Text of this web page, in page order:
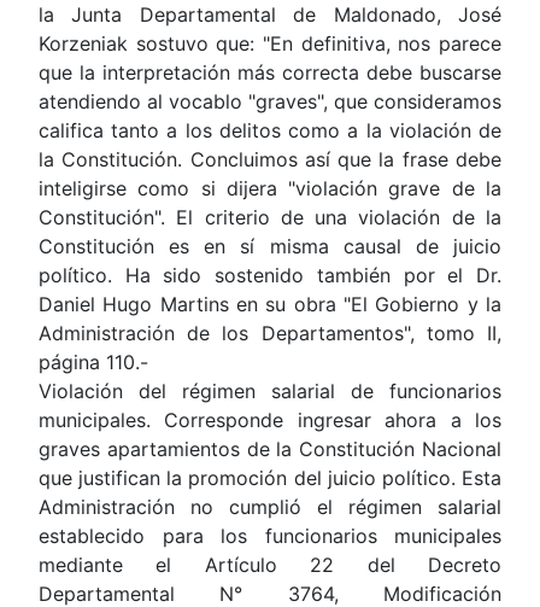
la Junta Departamental de Maldonado, José
Korzeniak sostuvo que: "En definitiva, nos parece
que la interpretación más correcta debe buscarse
atendiendo al vocablo "graves", que consideramos
califica tanto a los delitos como a la violación de
la Constitución. Concluimos así que la frase debe
inteligirse como si dijera "violación grave de la
Constitución". El criterio de una violación de la
Constitución es en sí misma causal de juicio
político. Ha sido sostenido también por el Dr.
Daniel Hugo Martins en su obra "El Gobierno y la
Administración de los Departamentos", tomo II,
página 110.-
Violación del régimen salarial de funcionarios
municipales. Corresponde ingresar ahora a los
graves apartamientos de la Constitución Nacional
que justifican la promoción del juicio político. Esta
Administración no cumplió el régimen salarial
establecido para los funcionarios municipales
mediante el Artículo 22 del Decreto
Departamental N° 3764, Modificación